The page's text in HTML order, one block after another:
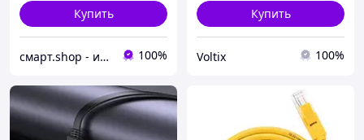
Купить
смарт.shop - интернет магазин электроники 100%
Купить
Voltix 100%